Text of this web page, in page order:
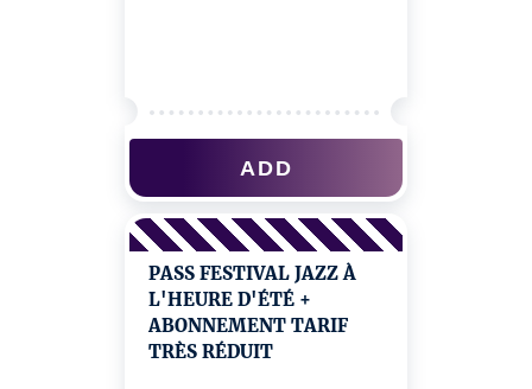
ADD
PASS FESTIVAL JAZZ À
L'HEURE D'ÉTÉ +
ABONNEMENT TARIF
TRÈS RÉDUIT